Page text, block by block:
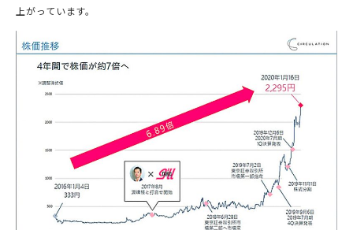
上がっています。